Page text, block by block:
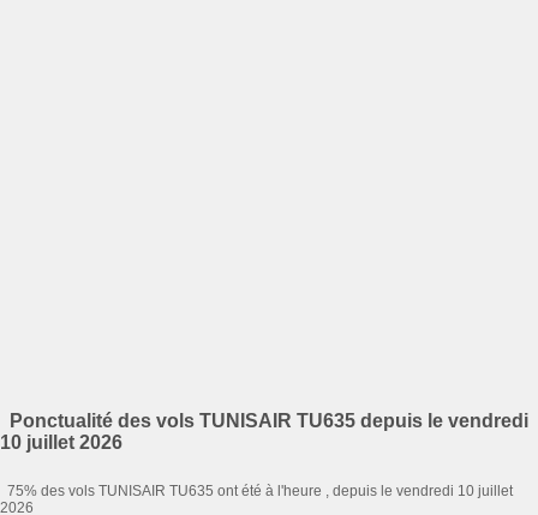
Ponctualité des vols TUNISAIR TU635 depuis le vendredi
10 juillet 2026
75% des vols TUNISAIR TU635 ont été à l'heure , depuis le vendredi 10 juillet
2026